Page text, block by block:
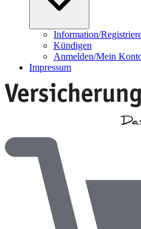
Information/
Kündigen
Anmelden/Mein
Impressum